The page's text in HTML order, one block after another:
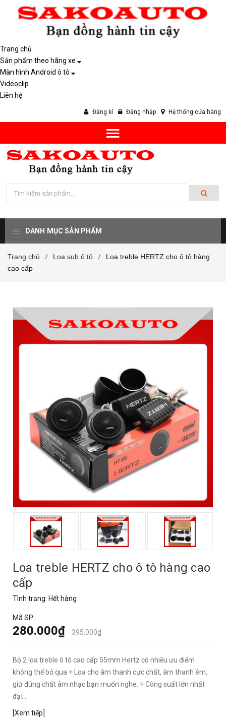
Trang chủ
Sản phẩm theo hãng xe
Màn hình Android ô tô
Videoclip
Liên hệ
Đăng kí Đăng nhập Hệ thống cửa hàng
DANH MỤC SẢN PHẨM
Trang chủ / Loa sub ô tô /
Loa treble HERTZ cho ô tô hàng
cao cấp
Loa treble HERTZ cho ô tô hàng cao
cấp
Tình trạng: Hết hàng
Mã SP:
280.000₫ 395.000₫
Bộ 2 loa treble ô tô cao cấp 55mm Hertz có nhiều ưu điểm
không thể bỏ qua + Loa cho âm thanh cực chất, âm thanh êm,
giữ đúng chất âm nhạc bạn muốn nghe. + Công suất lớn nhất
đạt...
[Xem tiếp]